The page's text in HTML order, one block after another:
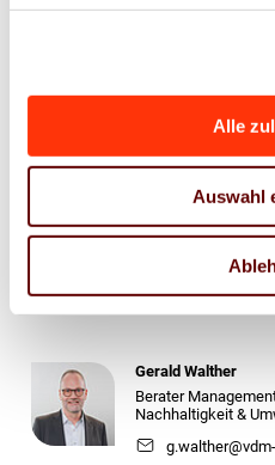
Alle
Auswahl
j.meyer@vdm-
+49 176 10 90
Stefan Brunken
Berater
Umwelt &
+49 177 599 00
Gerald Walther
Berater
Nachhaltigkeit &